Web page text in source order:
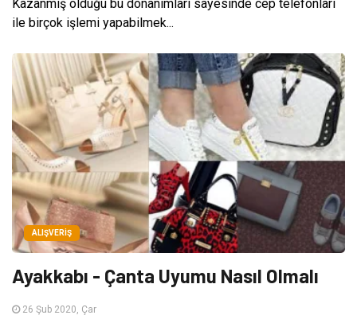
Kazanmış olduğu bu donanımları sayesinde cep telefonları
ile birçok işlemi yapabilmek...
ALIŞVERIŞ
Ayakkabı - Çanta Uyumu Nasıl Olmalı
26 Şub 2020, Çar